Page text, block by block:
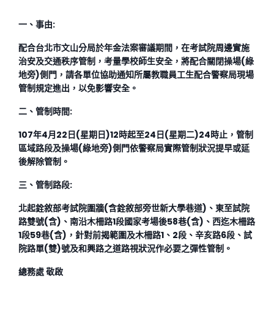
一、事由:
配合台北市文山分局於年金法案審議期間，在考試院周邊實施
治安及交通秩序管制，考量學校師生安全，將配合關閉操場(綠
地旁)側門，請各單位協助通知所屬教職員工生配合警察局現場
管制規定進出，以免影響安全。
二、管制時間:
107年4月22日(星期日)12時起至24日(星期二)24時止，管制
區域路段及操場(綠地旁)側門依警察局實際管制狀況提早或延
後解除管制。
三、管制路段:
北起銓敘部考試院圍牆(含銓敘部旁世新大學巷道)、東至試院
路雙號(含)、南沿木柵路1段國家考場後58巷(含)、西迄木柵路
1段59巷(含)，針對前揭範圍及木柵路1、2段、辛亥路6段、試
院路單(雙)號及和興路之道路視狀況作必要之彈性管制。
總務處 敬啟